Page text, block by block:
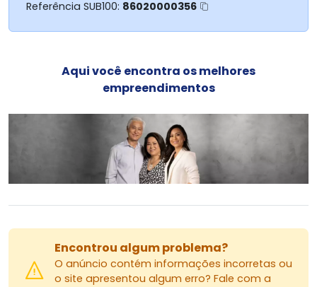
Referência SUB100: 86020000356
Aqui você encontra os melhores
empreendimentos
Encontrou algum problema?
O anúncio contém informações incorretas ou
o site apresentou algum erro? Fale com a